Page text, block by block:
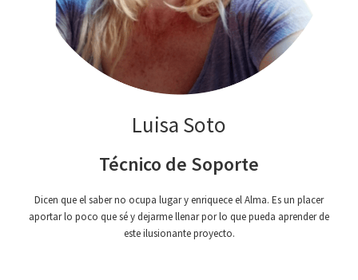
Luisa Soto
Técnico de Soporte
Dicen que el saber no ocupa lugar y enriquece el Alma. Es un placer
aportar lo poco que sé y dejarme llenar por lo que pueda aprender de
este ilusionante proyecto.